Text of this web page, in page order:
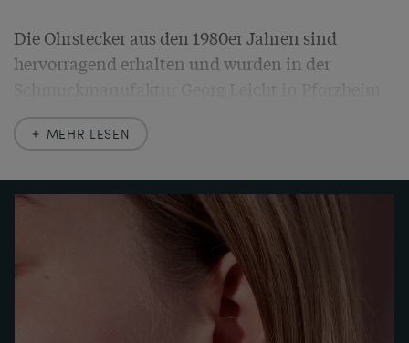
Die Ohrstecker aus den 1980er Jahren sind
hervorragend erhalten und wurden in der
die Qualität der verwendeten Materialien.
Ein Paar in klarer Form und von zeitloser
Schönheit, geschaffen, um dezent und dennoch
MEHR LESEN